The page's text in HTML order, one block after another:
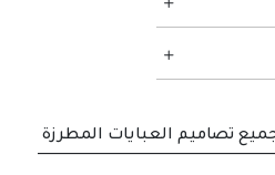
تصاميم العبايات المطرزة